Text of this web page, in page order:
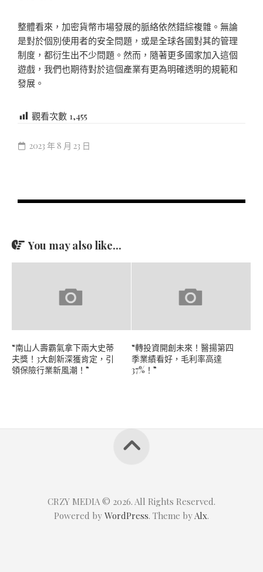
整體看來，加密貨幣市場發展的脈絡依然錯綜複雜。無論
是對於個別使用者的安全問題，或是全球各國對其的管理
制度，都衍生出不少問題。然而，隨著更多國家加入這個
遊戲，我們也期待對於這個產業有更為明確透明的規範和
發展。
觀看次數 1,455
2023 年 8 月 23 日
You may also like...
“南山人壽霸氣拿下兩大史蒂
夫獎！3大創新深獲肯定，引
領保險行業新風潮！”
“轉投資開創未來！醫揚第四
季業績看好，毛利率高達
37%！”
CRZY MEDIA © 2026. All Rights Reserved.
Powered by WordPress. Theme by Alx.